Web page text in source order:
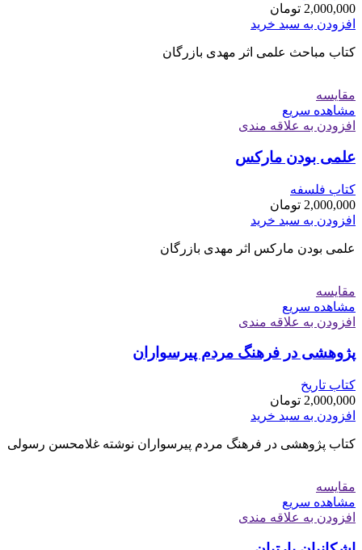
2,000,000 تومان
افزودن به سبد خرید
کتاب مباحث علمی اثر مهدی بازرگان
مقایسه
مشاهده سریع
افزودن به علاقه مندی
علمی بودن مارکس
کتاب فلسفه
2,000,000 تومان
افزودن به سبد خرید
علمی بودن مارکس اثر مهدی بازرگان
مقایسه
مشاهده سریع
افزودن به علاقه مندی
پژوهشی در فرهنگ مردم پیرسواران
کتاب تاریخ
2,000,000 تومان
افزودن به سبد خرید
کتاب پژوهشی در فرهنگ مردم پیرسواران نوشته غلامحسن رسولی
مقایسه
مشاهده سریع
افزودن به علاقه مندی